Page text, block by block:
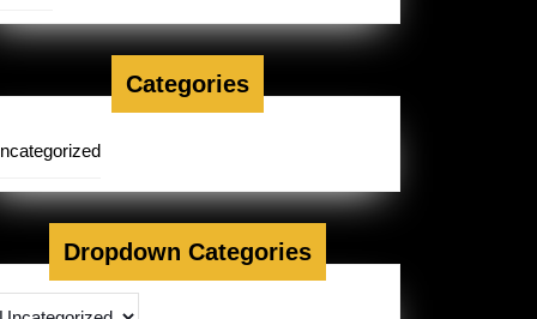
Categories
Dropdown Categories